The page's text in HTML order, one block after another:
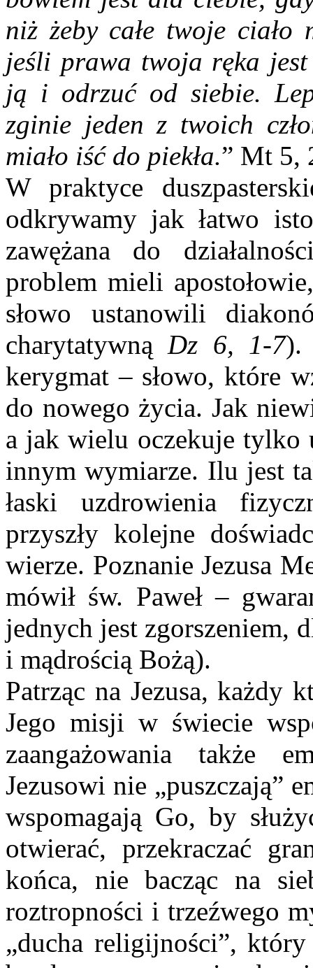
niż żeby całe twoje ciało
jeśli prawa twoja ręka
ją i odrzuć od siebie.
zginie jeden z twoich
miało iść do piekła.” Mt 5,
W praktyce
odkrywamy jak łatwo
zawężana do
problem mieli
słowo ustanowili
charytatywnąDz 6, 1-7).
kerygmat – słowo, które
do nowego życia. Jak
a jak wielu oczekuje
innym wymiarze. Ilu jest
łaski uzdrowienia
przyszły kolejne
wierze. Poznanie Jezusa
mówił św. Paweł –
jednych jest zgorszeniem,
i mądrością Bożą).
Patrząc na Jezusa, każdy
Jego misji w świecie
zaangażowania także
Jezusowi nie „puszczają”
wspomagają Go, by
otwierać, przekraczać
końca, nie bacząc na
roztropności i trzeźwego
„ducha religijności”,